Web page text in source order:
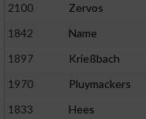
2100
Zervos
1842
Name
1897
Krießbach
1970
Pluymackers
1833
Hees